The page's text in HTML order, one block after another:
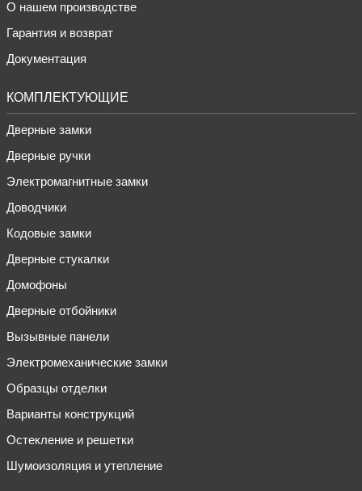
О нашем производстве
Гарантия и возврат
Документация
КОМПЛЕКТУЮЩИЕ
Дверные замки
Дверные ручки
Электромагнитные замки
Доводчики
Кодовые замки
Дверные стукалки
Домофоны
Дверные отбойники
Вызывные панели
Электромеханические замки
Образцы отделки
Варианты конструкций
Остекление и решетки
Шумоизоляция и утепление